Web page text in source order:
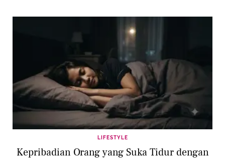
LIFESTYLE
Kepribadian Orang yang Suka Tidur dengan